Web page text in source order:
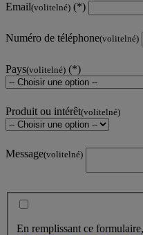
Email(volitelné)
Numéro de téléphone(volitelné)
Pays(volitelné)
Produit ou intérêt(volitelné)
Message(volitelné)
En remplissant ce